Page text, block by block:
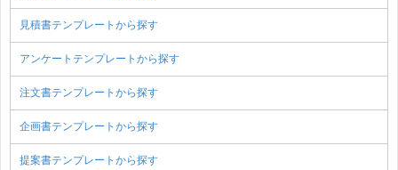
見積書テンプレートから探す
アンケートテンプレートから探す
注文書テンプレートから探す
企画書テンプレートから探す
提案書テンプレートから探す